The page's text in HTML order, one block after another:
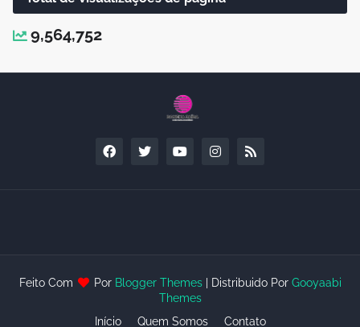
9,564,752
Feito Com Por Blogger Themes| Distribuido Por Gooyaabi
Themes
Início
Quem Somos Contato